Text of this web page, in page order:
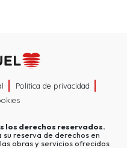
Política de privacidad
los derechos reservados.
su reserva de derechos en
obras y servicios ofrecidos